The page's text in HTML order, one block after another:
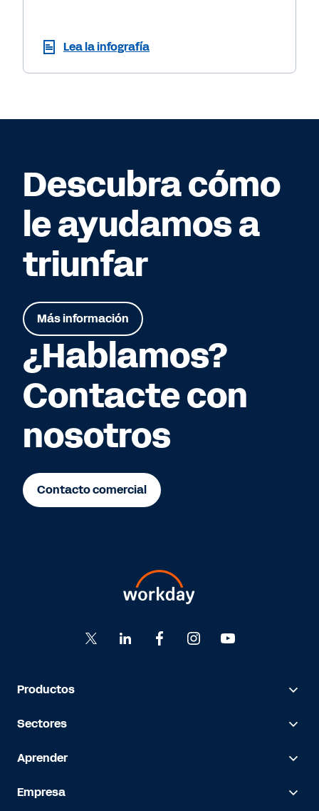
Lea la infografía
Descubra cómo
le ayudamos a
triunfar
Más información
¿Hablamos?
Contacte con
nosotros
Contacto comercial
Productos
Sectores
Aprender
Empresa